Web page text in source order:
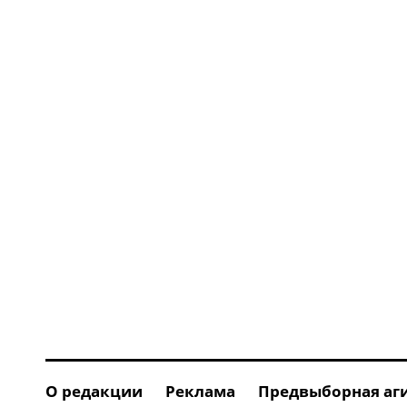
О редакции Реклама Предвыборная